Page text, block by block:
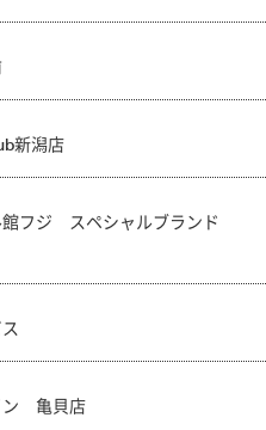
新潟店
館フジ スペシャルブランド
ン 亀貝店